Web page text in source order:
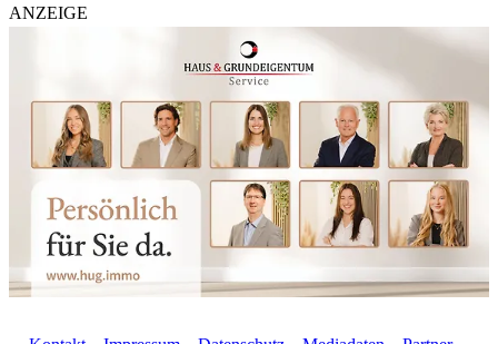
ANZEIGE